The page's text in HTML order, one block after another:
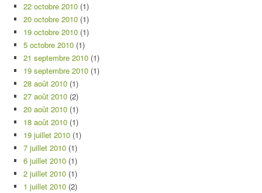
22 octobre 2010 (1)
20 octobre 2010 (1)
19 octobre 2010 (1)
5 octobre 2010 (1)
21 septembre 2010 (1)
19 septembre 2010 (1)
28 août 2010 (1)
27 août 2010 (2)
20 août 2010 (1)
18 août 2010 (1)
19 juillet 2010 (1)
7 juillet 2010 (1)
6 juillet 2010 (1)
2 juillet 2010 (1)
1 juillet 2010 (2)